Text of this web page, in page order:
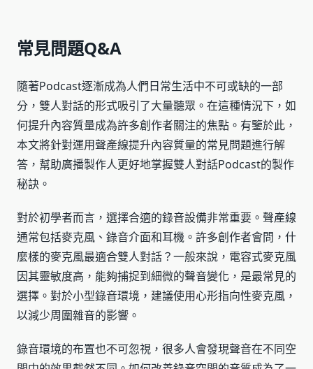
常見問題Q&A
隨著Podcast逐漸成為人們日常生活中不可或缺的一部
分，雙人對話的形式吸引了大量聽眾。在這種情況下，如
何提升內容質量成為許多創作者關注的焦點。有鑒於此，
本文將針對運用聲產線提升內容質量的常見問題進行解
答，幫助廣播製作人更好地掌握雙人對話Podcast的製作
秘訣。
對於初學者而言，選擇合適的錄音設備非常重要。聲產線
通常包括麥克風、錄音介面和耳機。許多創作者會問，什
麼樣的麥克風最適合雙人對話？一般來說，電容式麥克風
因其靈敏度高，能夠捕捉到細微的聲音變化，是最常見的
選擇。對於小型錄音環境，建議使用心形指向性麥克風，
以減少周圍雜音的影響。
錄音環境的布置也不可忽視，很多人會發現聲音在不同空